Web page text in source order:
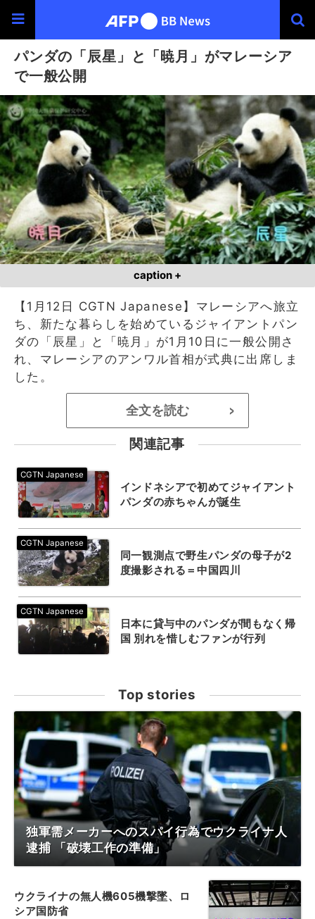
パンダの「辰星」と「暁月」がマレーシア
で一般公開
caption +
【1月12日 CGTN Japanese】マレーシアへ旅立
ち、新たな暮らしを始めているジャイアントパン
ダの「辰星」と「暁月」が1月10日に一般公開さ
れ、マレーシアのアンワル首相が式典に出席しま
した。
全文を読む >
関連記事
インドネシアで初めてジャイアント
パンダの赤ちゃんが誕生
同一観測点で野生パンダの母子が2
度撮影される＝中国四川
日本に貸与中のパンダが間もなく帰
国 別れを惜しむファンが行列
Top stories
独軍需メーカーへのスパイ行為でウクライナ人
逮捕 「破壊工作の準備」
ウクライナの無人機605機撃墜、ロ
シア国防省